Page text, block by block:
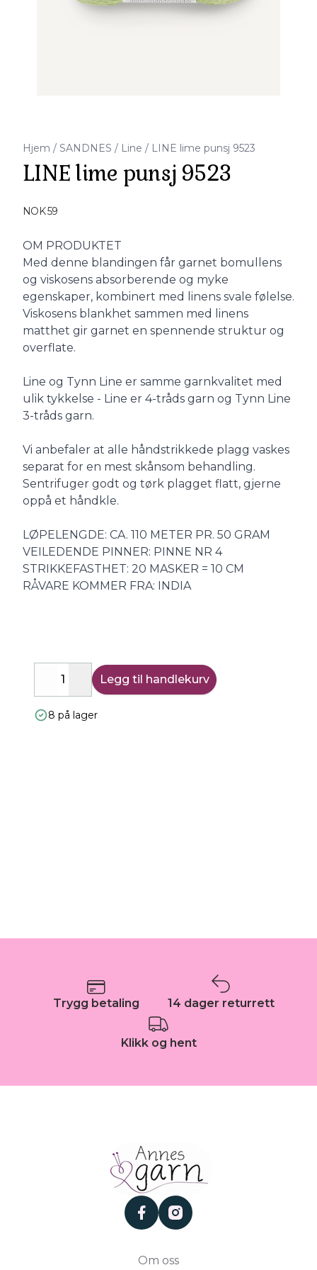
Hjem / SANDNES / Line / LINE lime punsj 9523
LINE lime punsj 9523
NOK 59
Description
OM PRODUKTET
Med denne blandingen får garnet bomullens
og viskosens absorberende og myke
egenskaper, kombinert med linens svale følelse.
Viskosens blankhet sammen med linens
matthet gir garnet en spennende struktur og
overflate.
Line og Tynn Line er samme garnkvalitet med
ulik tykkelse - Line er 4-tråds garn og Tynn Line
3-tråds garn.
Vi anbefaler at alle håndstrikkede plagg vaskes
separat for en mest skånsom behandling.
Sentrifuger godt og tørk plagget flatt, gjerne
oppå et håndkle.
LØPELENGDE: CA. 110 METER PR. 50 GRAM
VEILEDENDE PINNER: PINNE NR 4
STRIKKEFASTHET: 20 MASKER = 10 CM
RÅVARE KOMMER FRA: INDIA
DecreaseIncrease
Legg til handlekurv
8 på lager
Trygg betaling 14 dager returrett
Klikk og hent
facebookinstagram
Om oss